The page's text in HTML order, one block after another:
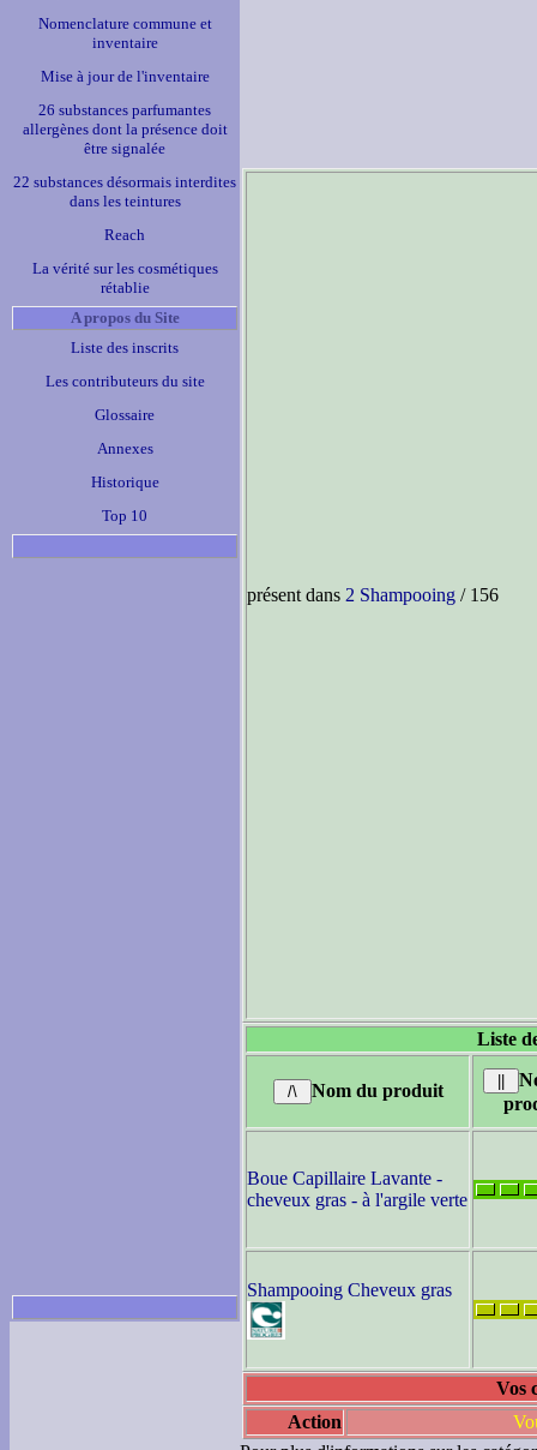
Nomenclature commune et
inventaire
Mise à jour de l'inventaire
26 substances parfumantes
allergènes dont la présence doit
être signalée
22 substances désormais interdites
dans les teintures
Reach
La vérité sur les cosmétiques
rétablie
A propos du Site
Liste des inscrits
Les contributeurs du site
Glossaire
Annexes
Historique
Top 10
présent dans 2 Shampooing / 156
Liste
Nom du produit
Boue Capillaire Lavante -
cheveux gras - à l'argile verte
Shampooing Cheveux gras
Vos
Action